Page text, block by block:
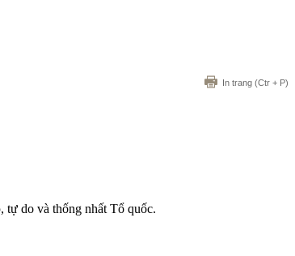
In trang (Ctr + P)
tự do và thống nhất Tổ quốc.